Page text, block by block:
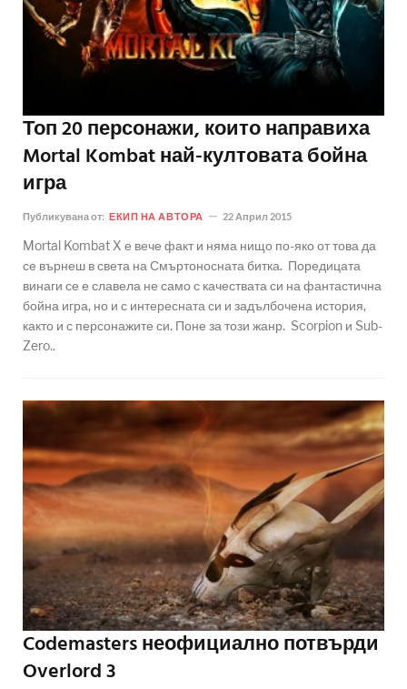
Топ 20 персонажи, които направиха
Mortal Kombat най-култовата бойна
игра
Публикувана от: ЕКИП НА АВТОРА 22 Април 2015
Mortal Kombat X е вече факт и няма нищо по-яко от това да
се върнеш в света на Смъртоносната битка. Поредицата
винаги се е славела не само с качествата си на фантастична
бойна игра, но и с интересната си и задълбочена история,
както и с персонажите си. Поне за този жанр. Scorpion и Sub-
Zero..
Codemasters неофициално потвърди
Overlord 3